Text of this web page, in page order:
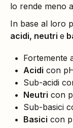
lo rende meno
In base al loro
acidi, neutri e
Fortemente
Acidi con
Sub-acidi
Neutri con
Sub-basici
Basici con